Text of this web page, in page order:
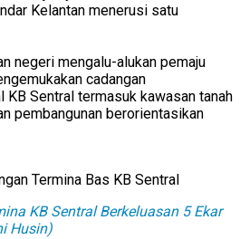
Kelantan menerusi satu
negeri mengalu-alukan pemaju
cadangan
KB Sentral termasuk kawasan tanah
pembangunan berorientasikan
KB Sentral Berkeluasan 5 Ekar
Husin)